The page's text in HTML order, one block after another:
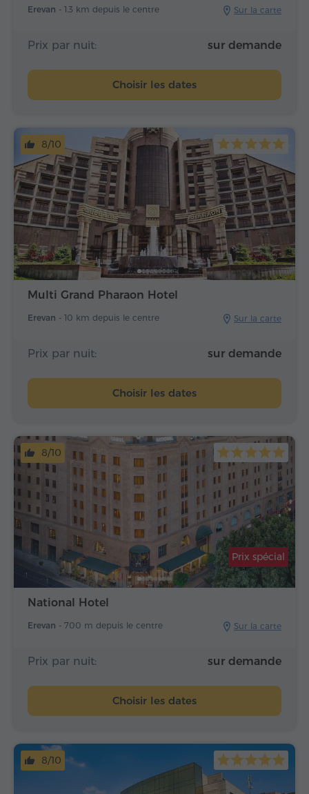
Erevan - 1.3 km depuis le centre Sur la carte
Prix par nuit: sur demande
Choisir les dates
Multi Grand Pharaon Hotel
Erevan - 10 km depuis le centre Sur la carte
8/10
Prix par nuit: sur demande
Choisir les dates
National Hotel
Erevan - 700 m depuis le centre Sur la carte
Prix spécial
8/10
Prix par nuit: sur demande
Choisir les dates
8/10